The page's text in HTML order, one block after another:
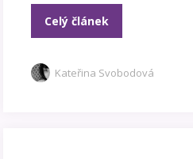
Celý článek
Kateřina Svobodová